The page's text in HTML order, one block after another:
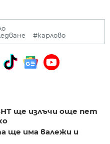
#карлово
ще излъчи още пет
ще има валежи и